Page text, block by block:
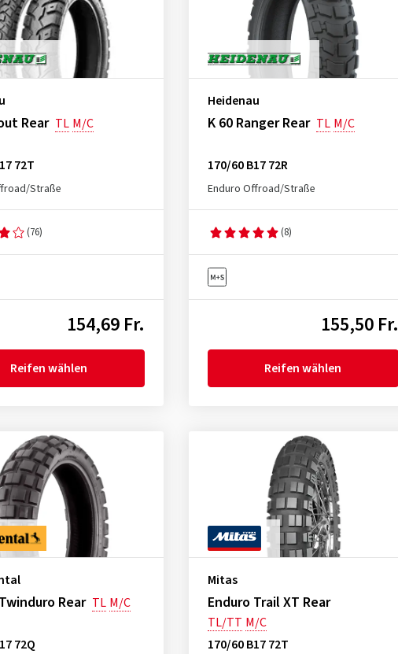
Rear TL M/C
72T
Straße
(76)
154,69 Fr.
Reifen wählen
Heidenau
K 60 Ranger Rear TL M/C
170/60 B17 72R
Enduro Offroad/Straße
(8)
155,50 Fr.
Reifen wählen
Rear TL M/C
72Q
Mitas
Enduro Trail XT Rear
TL/TT M/C
170/60 B17 72T